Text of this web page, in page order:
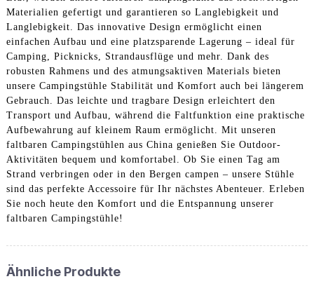
Materialien gefertigt und garantieren so Langlebigkeit und
Langlebigkeit. Das innovative Design ermöglicht einen
einfachen Aufbau und eine platzsparende Lagerung – ideal für
Camping, Picknicks, Strandausflüge und mehr. Dank des
robusten Rahmens und des atmungsaktiven Materials bieten
unsere Campingstühle Stabilität und Komfort auch bei längerem
Gebrauch. Das leichte und tragbare Design erleichtert den
Transport und Aufbau, während die Faltfunktion eine praktische
Aufbewahrung auf kleinem Raum ermöglicht. Mit unseren
faltbaren Campingstühlen aus China genießen Sie Outdoor-
Aktivitäten bequem und komfortabel. Ob Sie einen Tag am
Strand verbringen oder in den Bergen campen – unsere Stühle
sind das perfekte Accessoire für Ihr nächstes Abenteuer. Erleben
Sie noch heute den Komfort und die Entspannung unserer
faltbaren Campingstühle!
Ähnliche Produkte